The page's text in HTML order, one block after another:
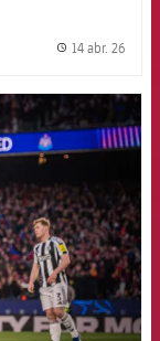
14 abr. 26
badge